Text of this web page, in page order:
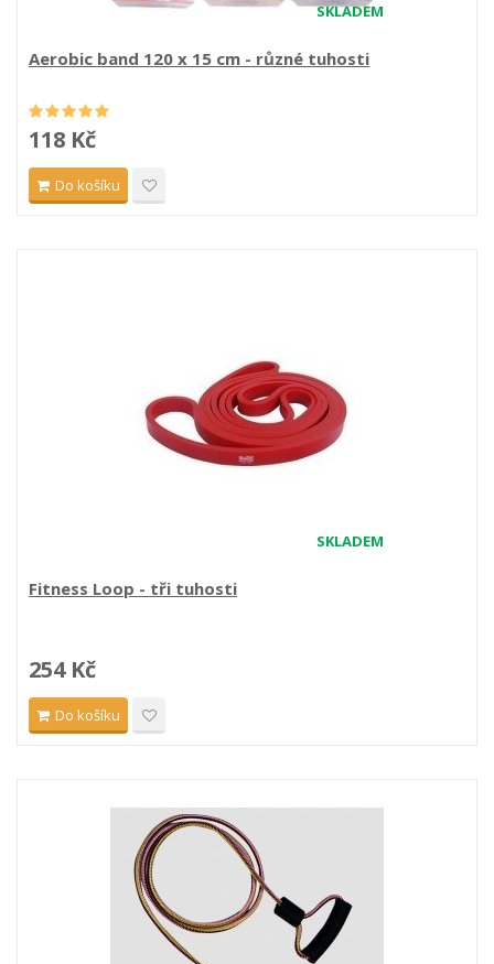
SKLADEM
Aerobic band 120 x 15 cm - různé tuhosti
118 Kč
Do košíku
SKLADEM
Fitness Loop - tři tuhosti
254 Kč
Do košíku